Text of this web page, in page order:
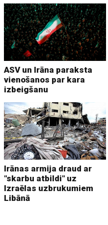
ASV un Irāna paraksta
vienošanos par kara
izbeigšanu
Irānas armija draud ar
"skarbu atbildi" uz
Izraēlas uzbrukumiem
Libānā